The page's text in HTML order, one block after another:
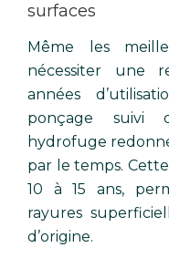
surfaces
Même les
nécessiter une
années
ponçage suivi
hydrofuge
par le temps.
10 à 15 ans,
rayures
d’origine.